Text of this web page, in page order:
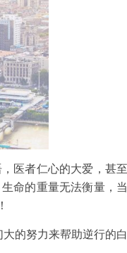
医者仁心的大爱，甚至
命的重量无法衡量，当
的努力来帮助逆行的白